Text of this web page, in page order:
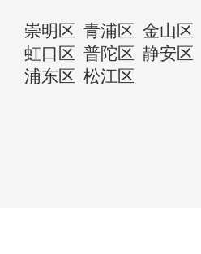
崇明区 青浦区 金山区
虹口区 普陀区 静安区
浦东区 松江区